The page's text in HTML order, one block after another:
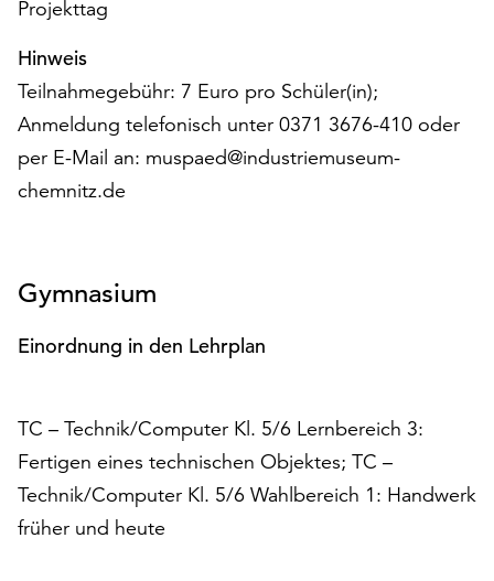
Einverständnis
ausgeführt.
Möchten
Sie
die
verwendeten
Cookies
Sie
die
über
„Auswählen“.
Weitere
Informationen
finden
Projekttag
Hinweis
Teilnahmegebühr: 7 Euro pro Schüler(in);
Anmeldung telefonisch unter 0371 3676-410 oder
per E-Mail an: muspaed@industriemuseum-
chemnitz.de
Gymnasium
Einordnung in den Lehrplan
TC – Technik/Computer Kl. 5/6 Lernbereich 3:
Fertigen eines technischen Objektes; TC –
Technik/Computer Kl. 5/6 Wahlbereich 1: Handwerk
früher und heute